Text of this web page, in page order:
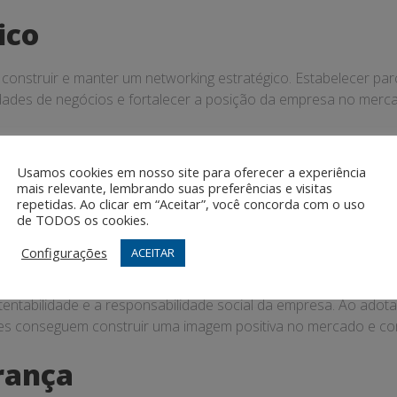
e manter um networking estratégico. Estabelecer
de negócios e fortalecer a posição da empresa no
comum entre as lideranças visionárias. Ao entender
com as demandas do mercado e conquistar a
social
e a responsabilidade social da empresa. Ao
conseguem construir uma imagem positiva no mercado e
Usamos cookies em nosso site para oferecer a experiência
mais relevante, lembrando suas preferências e visitas
repetidas. Ao clicar em “Aceitar”, você concorda com o uso
de TODOS os cookies.
Configurações
ACEITAR